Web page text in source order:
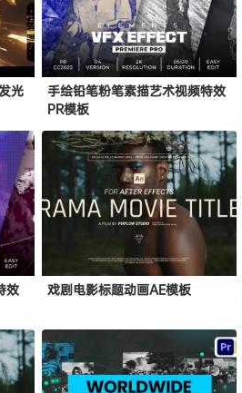
光
手绘铅笔粉笔素描艺术视频特效
PR模板
效
戏剧电影标题动画AE模板